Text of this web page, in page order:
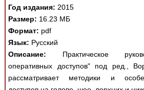
Год издания: 2015
Размер: 16.23 МБ
Формат: pdf
Язык: Русский
Описание: Практическое
оперативных доступов" под ред.,
рассматривает методики и